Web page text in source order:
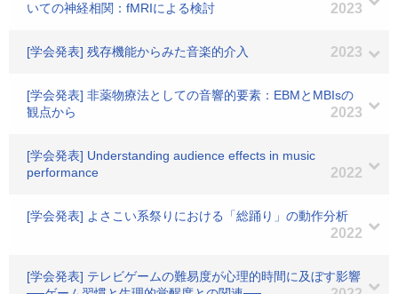
いての神経相関：fMRIによる検討
2023
[学会発表] 残存機能からみた音楽的介入 2023
[学会発表] 非薬物療法としての音響的要素：EBMとMBIsの
観点から
2023
[学会発表] Understanding audience effects in music
performance
2022
[学会発表] よさこい系祭りにおける「総踊り」の動作分析
2022
[学会発表] テレビゲームの難易度が心理的時間に及ぼす影響